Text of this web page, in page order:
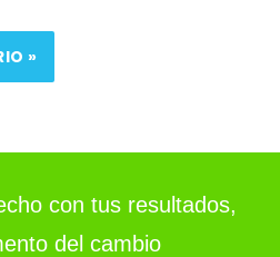
con tus resultados,
del cambio